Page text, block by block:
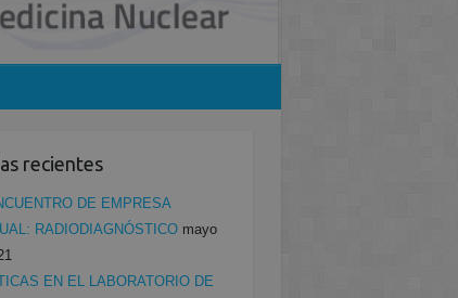
recientes
DE EMPRESA
RADIODIAGNÓSTICO mayo
EN EL LABORATORIO DE